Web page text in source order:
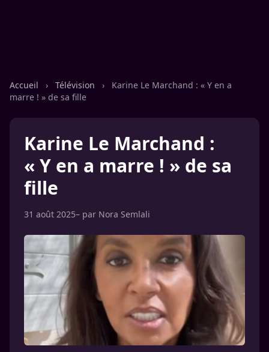
Accueil › Télévision ›
Karine Le Marchand : « Y en a
marre ! » de sa fille
Karine Le Marchand :
« Y en a marre ! » de sa
fille
31 août 2025– par Nora Semlali